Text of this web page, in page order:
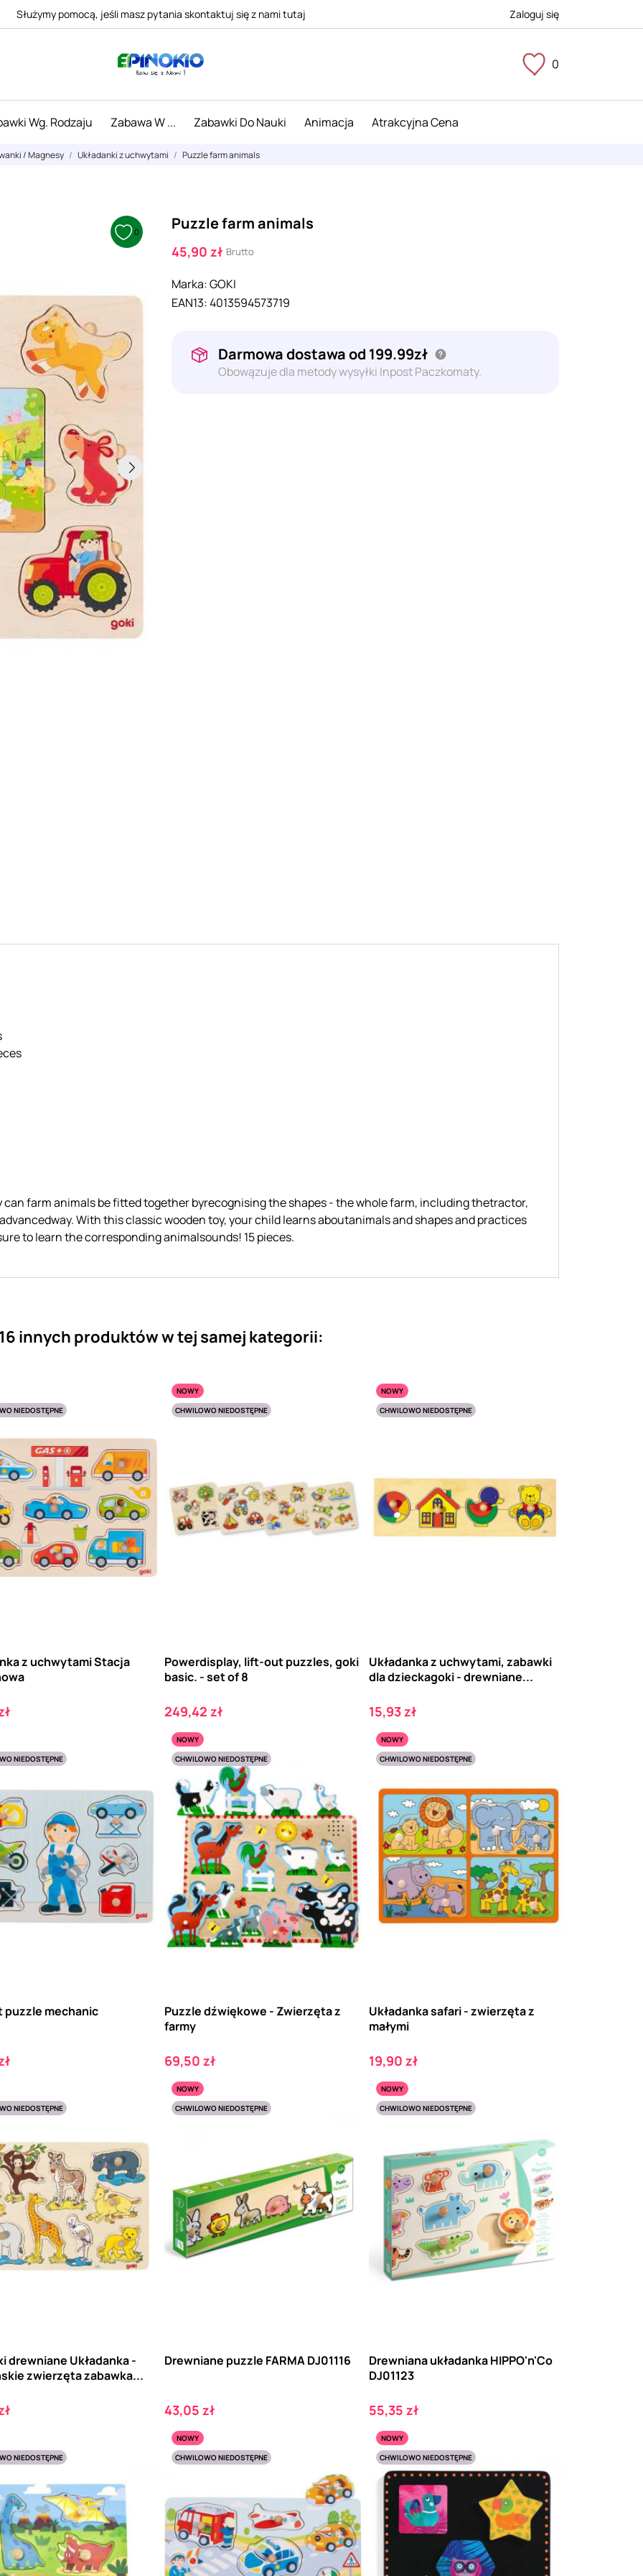
Służymy pomocą, jeśli masz pytania skontaktuj się z nami tutaj Zaloguj się
0
Wg. Rodzaju Zabawa W ... Zabawki Do Nauki Animacja Atrakcyjna Cena
/ Magnesy Układanki z uchwytami Puzzle farm animals
0 Puzzle farm animals
45,90 zł Brutto
Marka:GOKI
EAN13:4013594573719
Darmowa dostawa od 199.99zł
Obowązuje dla metody wysyłki Inpost Paczkomaty.
farm animals be fitted together byrecognising the shapes - the whole farm, including thetractor,
With this classic wooden toy, your child learns aboutanimals and shapes and practices
to learn the corresponding animalsounds! 15 pieces.
16 innych produktów w tej samej kategorii:
NIEDOSTĘPNE
z uchwytami Stacja
NOWY
CHWILOWO NIEDOSTĘPNE
Powerdisplay, lift-out puzzles, goki
basic. - set of 8
Cena
249,42 zł
NOWY
CHWILOWO NIEDOSTĘPNE
Układanka z uchwytami, zabawki
dla dzieckagoki - drewniane...
Cena
15,93 zł
NIEDOSTĘPNE
mechanic
NOWY
CHWILOWO NIEDOSTĘPNE
Puzzle dźwiękowe - Zwierzęta z
farmy
Cena
69,50 zł
NOWY
CHWILOWO NIEDOSTĘPNE
Układanka safari - zwierzęta z
małymi
Cena
19,90 zł
NIEDOSTĘPNE
drewniane Układanka -
zwierzęta zabawka...
NOWY
CHWILOWO NIEDOSTĘPNE
Drewniane puzzle FARMA DJ01116
Cena
43,05 zł
NOWY
CHWILOWO NIEDOSTĘPNE
Drewniana układanka HIPPO'n'Co
DJ01123
Cena
55,35 zł
NIEDOSTĘPNE
NOWY
CHWILOWO NIEDOSTĘPNE
NOWY
CHWILOWO NIEDOSTĘPNE